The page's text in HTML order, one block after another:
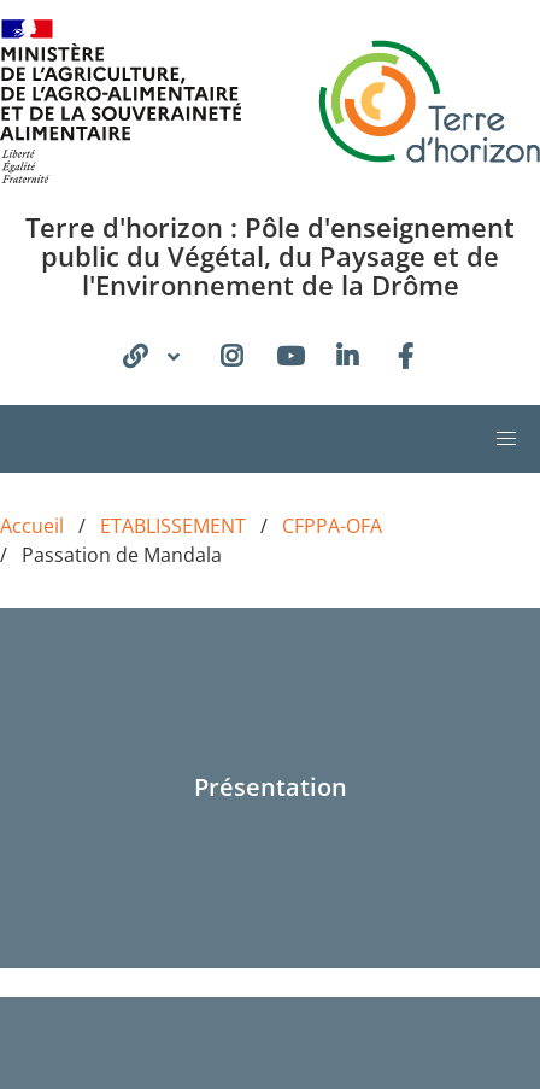
Aller au contenu principal
Terre d'horizon : Pôle d'enseignement
public du Végétal, du Paysage et de
l'Environnement de la Drôme
Accueil ETABLISSEMENT
CFPPA-OFA
Passation de Mandala
Présentation